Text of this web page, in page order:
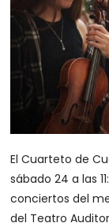
El Cuarteto de
sábado 24 a las
conciertos del
del Teatro